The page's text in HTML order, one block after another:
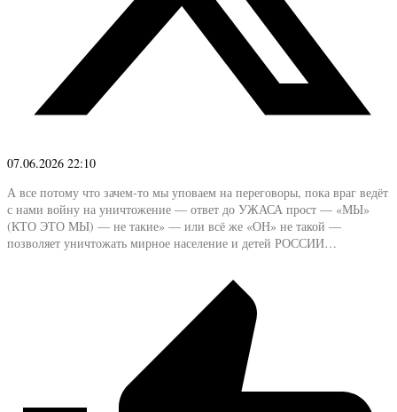
07.06.2026 22:10
А все потому что зачем-то мы уповаем на переговоры, пока враг ведёт
с нами войну на уничтожение — ответ до УЖАСА прост — «МЫ»
(КТО ЭТО МЫ) — не такие» — или всё же «ОН» не такой —
позволяет уничтожать мирное население и детей РОССИИ…